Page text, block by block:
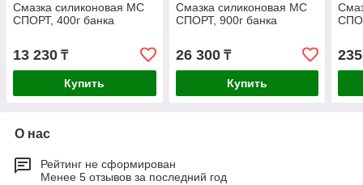
Смазка силиконовая МС
СПОРТ, 400г банка
13 230 ₸
Купить
Смазка силиконовая МС
СПОРТ, 900г банка
26 300₸
Купить
О нас
Рейтинг не сформирован
Менее 5 отзывов за последний год